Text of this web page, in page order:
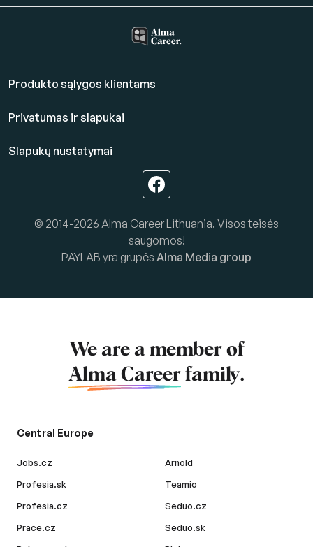
Produkto sąlygos klientams
Privatumas ir slapukai
Slapukų nustatymai
© 2014-2026 Alma Career Lithuania. Visos teisės
saugomos!
PAYLAB yra grupės Alma Media group
We are a member of
Alma Career family.
Central Europe
Jobs.cz
Profesia.sk
Profesia.cz
Prace.cz
Arnold
Teamio
Seduo.cz
Seduo.sk